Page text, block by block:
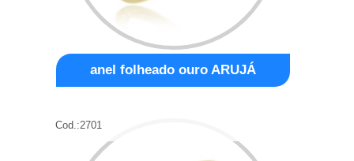
anel folheado ouro ARUJÁ
Cod.:2701